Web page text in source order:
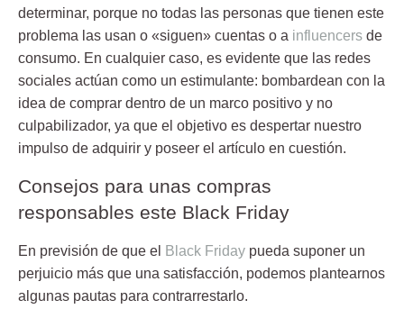
determinar, porque no todas las personas que tienen este
problema las usan o «siguen» cuentas o a influencers de
consumo. En cualquier caso, es evidente que las redes
sociales actúan como un estimulante: bombardean con la
idea de comprar dentro de un marco positivo y no
culpabilizador, ya que el objetivo es despertar nuestro
impulso de adquirir y poseer el artículo en cuestión.
Consejos para unas compras
responsables este Black Friday
En previsión de que el Black Friday pueda suponer un
perjuicio más que una satisfacción, podemos plantearnos
algunas pautas para contrarrestarlo.